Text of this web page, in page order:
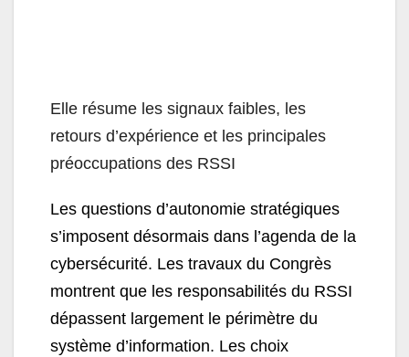
Elle résume les signaux faibles, les
retours d’expérience et les principales
préoccupations des RSSI
Les questions d’autonomie stratégiques
s’imposent désormais dans l’agenda de la
cybersécurité. Les travaux du Congrès
montrent que les responsabilités du RSSI
dépassent largement le périmètre du
système d’information. Les choix